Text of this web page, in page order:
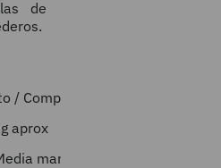
de
/ Competición
aprox
maratón